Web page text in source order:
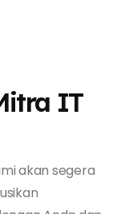
IT
akan segera